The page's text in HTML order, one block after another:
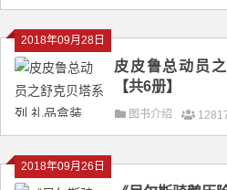
2018年09月28日
皮皮鲁总动员
【共6册】
图书介绍
2018年09月26日